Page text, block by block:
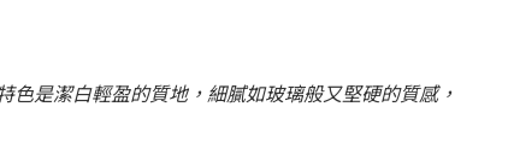
色是潔白輕盈的質地，細膩如玻璃般又堅硬的質感，